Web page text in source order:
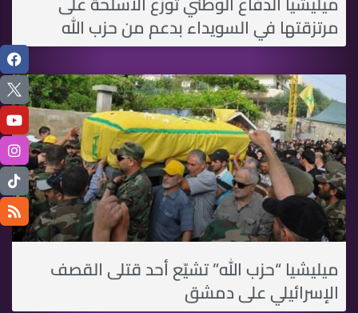
مرتزقتها في السويداء بدعم من حزب الله
ميليشيا “حزب الله” تشيّع أحد قتلى القصف
الإسرائيلي على دمشق